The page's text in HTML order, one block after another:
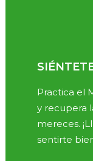
Practica el
y recupera
mereces.
sentirte